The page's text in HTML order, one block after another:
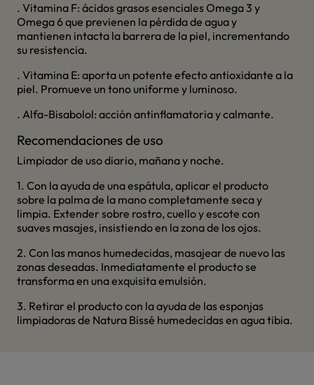
. Vitamina F: ácidos grasos esenciales Omega 3 y
Omega 6 que previenen la pérdida de agua y
mantienen intacta la barrera de la piel, incrementando
su resistencia.
. Vitamina E: aporta un potente efecto antioxidante a la
piel. Promueve un tono uniforme y luminoso.
. Alfa-Bisabolol: acción antinflamatoria y calmante.
Recomendaciones de uso
Limpiador de uso diario, mañana y noche.
1. Con la ayuda de una espátula, aplicar el producto
sobre la palma de la mano completamente seca y
limpia. Extender sobre rostro, cuello y escote con
suaves masajes, insistiendo en la zona de los ojos.
2. Con las manos humedecidas, masajear de nuevo las
zonas deseadas. Inmediatamente el producto se
transforma en una exquisita emulsión.
3. Retirar el producto con la ayuda de las esponjas
limpiadoras de Natura Bissé humedecidas en agua tibia.